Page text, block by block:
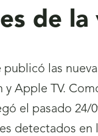
de la
publicó las
y Apple TV.
el pasado
detectados en